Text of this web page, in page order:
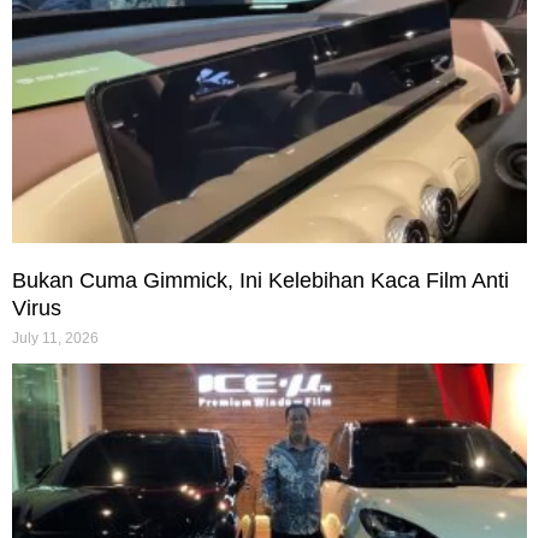
Bukan Cuma Gimmick, Ini Kelebihan Kaca Film Anti
Virus
July 11, 2026